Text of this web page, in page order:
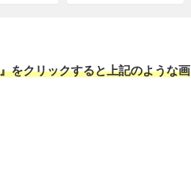
をクリックすると上記のような画